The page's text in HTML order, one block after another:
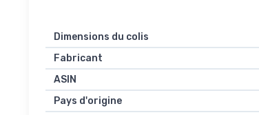
Dimensions du colis
Fabricant
ASIN
Pays d'origine